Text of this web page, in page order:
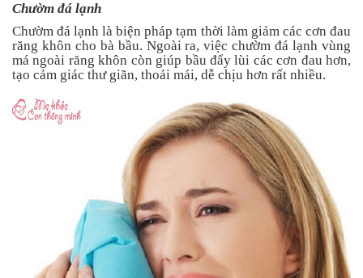
Chườm đá lạnh
Chườm đá lạnh là biện pháp tạm thời làm giảm các cơn đau
răng khôn cho bà bầu. Ngoài ra, việc chườm đá lạnh vùng
má ngoài răng khôn còn giúp bầu đẩy lùi các cơn đau hơn,
tạo cảm giác thư giãn, thoải mái, dễ chịu hơn rất nhiều.